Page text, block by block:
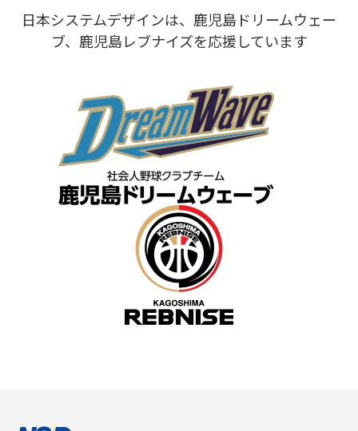
日本システムデザインは、鹿児島ドリームウェー
ブ、鹿児島レブナイズを応援しています